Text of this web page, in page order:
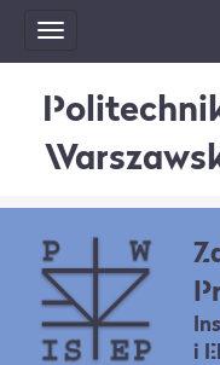
Toggle
navigation
i